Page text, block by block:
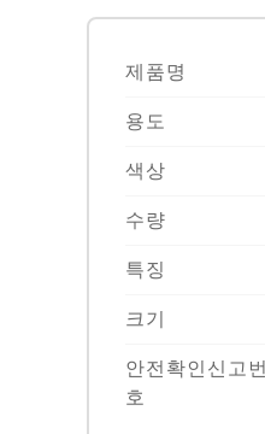
제품명
용도
색상
수량
특징
크기
안전확인신고번
호